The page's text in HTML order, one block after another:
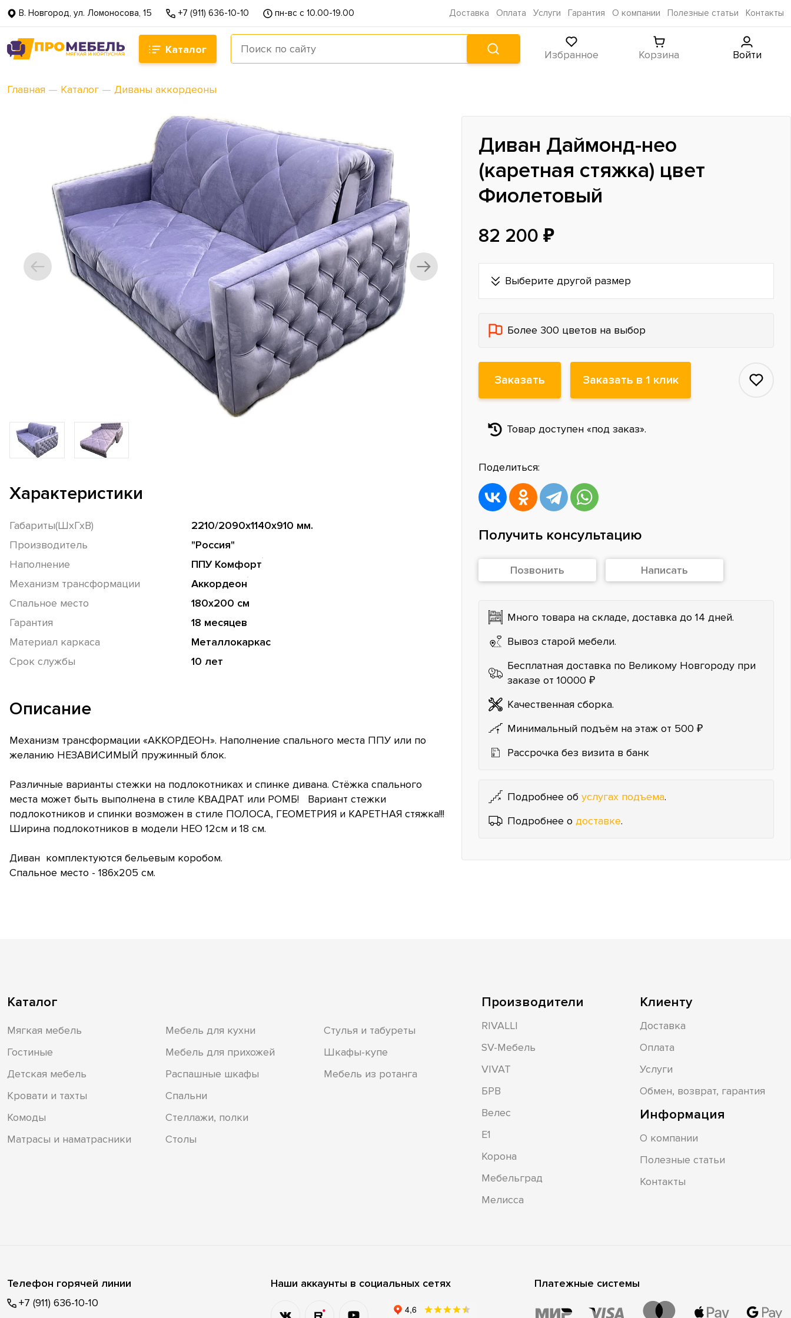
В. Новгород, ул. Ломоносова, 15 +7 (911) 636-10-10 пн-вс с 10.00-19.00 Доставка Оплата Услуги Гарантия О компании Полезные статьи Контакты
Каталог Избранное Корзина Войти
Главная — Каталог — Диваны аккордеоны
Диван Даймонд-нео
(каретная стяжка) цвет
Фиолетовый
82 200 ₽
Выберите другой размер
Более 300 цветов на выбор
Заказать Заказать в 1 клик
Товар доступен «под заказ».
Поделиться:
Получить консультацию
Позвонить Написать
Много товара на складе, доставка до 14 дней.
Вывоз старой мебели.
Бесплатная доставка по Великому Новгороду при
заказе от 10000 ₽
Качественная сборка.
Минимальный подъём на этаж от 500 ₽
Рассрочка без визита в банк
Подробнее об услугах подъема.
Подробнее о доставке.
Характеристики
Габариты(ШхГхВ)
2210/2090х1140х910 мм.
Производитель
"Россия"
Наполнение
ППУ Комфорт
Механизм трансформации
Аккордеон
Спальное место
180х200 см
Гарантия
18 месяцев
Материал каркаса
Металлокаркас
Срок службы
10 лет
Описание
Механизм трансформации «АККОРДЕОН». Наполнение спального места ППУ или по
желанию НЕЗАВИСИМЫЙ пружинный блок.
Различные варианты стежки на подлокотниках и спинке дивана. Стёжка спального
места может быть выполнена в стиле КВАДРАТ или РОМБ! Вариант стежки
подлокотников и спинки возможен в стиле ПОЛОСА, ГЕОМЕТРИЯ и КАРЕТНАЯ стяжка!!!
Ширина подлокотников в модели НЕО 12см и 18 см.
Диван комплектуются бельевым коробом.
Спальное место - 186х205 см.
Каталог
Мягкая мебель
Гостиные
Детская мебель
Кровати и тахты
Комоды
Матрасы и наматрасники
Мебель для кухни
Мебель для прихожей
Распашные шкафы
Спальни
Стеллажи, полки
Столы
Стулья и табуреты
Шкафы-купе
Мебель из ротанга
Производители
RIVALLI
SV-Мебель
VIVAT
БРВ
Велес
Е1
Корона
Мебельград
Мелисса
Клиенту
Доставка
Оплата
Услуги
Обмен, возврат, гарантия
Информация
О компании
Полезные статьи
Контакты
Телефон горячей линии
+7 (911) 636-10-10
Наши аккаунты в социальных сетях Платежные системы